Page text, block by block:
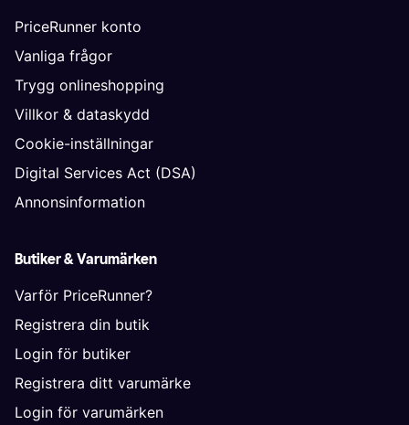
PriceRunner konto
Vanliga frågor
Trygg onlineshopping
Villkor & dataskydd
Cookie-inställningar
Digital Services Act (DSA)
Annonsinformation
Butiker & Varumärken
Varför PriceRunner?
Registrera din butik
Login för butiker
Registrera ditt varumärke
Login för varumärken